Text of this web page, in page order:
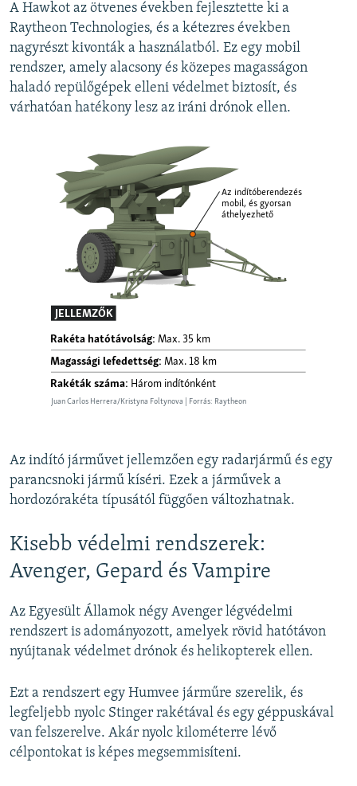
A Hawkot az ötvenes években fejlesztette ki a
Raytheon Technologies, és a kétezres években
nagyrészt kivonták a használatból. Ez egy mobil
rendszer, amely alacsony és közepes magasságon
haladó repülőgépek elleni védelmet biztosít, és
várhatóan hatékony lesz az iráni drónok ellen.
Az indító járművet jellemzően egy radarjármű és egy
parancsnoki jármű kíséri. Ezek a járművek a
hordozórakéta típusától függően változhatnak.
Kisebb védelmi rendszerek:
Avenger, Gepard és Vampire
Az Egyesült Államok négy Avenger légvédelmi
rendszert is adományozott, amelyek rövid hatótávon
nyújtanak védelmet drónok és helikopterek ellen.
Ezt a rendszert egy Humvee járműre szerelik, és
legfeljebb nyolc Stinger rakétával és egy géppuskával
van felszerelve. Akár nyolc kilométerre lévő
célpontokat is képes megsemmisíteni.